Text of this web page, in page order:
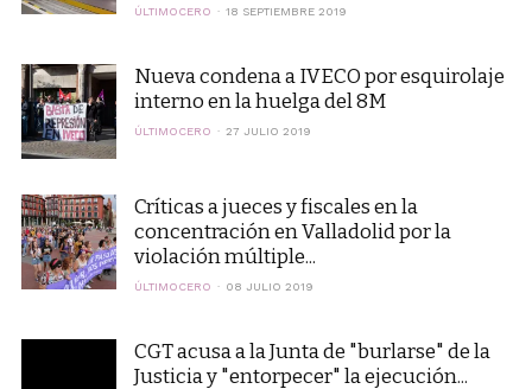
ÚLTIMOCERO 18 SEPTIEMBRE 2019
Nueva condena a IVECO por esquirolaje
interno en la huelga del 8M
ÚLTIMOCERO 27 JULIO 2019
Críticas a jueces y fiscales en la
concentración en Valladolid por la
violación múltiple...
ÚLTIMOCERO 08 JULIO 2019
CGT acusa a la Junta de "burlarse" de la
Justicia y "entorpecer" la ejecución...